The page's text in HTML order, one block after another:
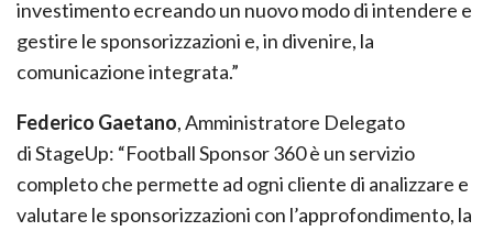
investimento ecreando un nuovo modo di intendere e
gestire le sponsorizzazioni e, in divenire, la
comunicazione integrata.”
Federico Gaetano, Amministratore Delegato
di StageUp: “Football Sponsor 360 è un servizio
completo che permette ad ogni cliente di analizzare e
valutare le sponsorizzazioni con l’approfondimento, la